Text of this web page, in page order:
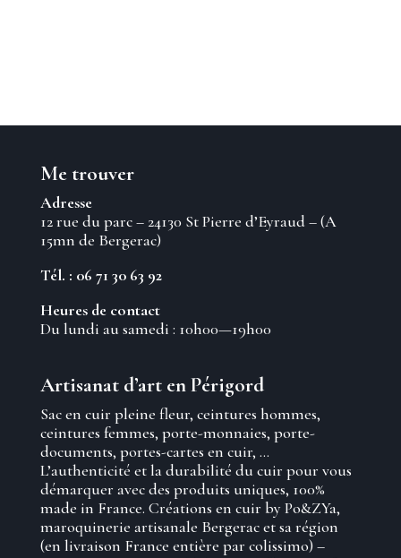
Me trouver
Adresse
12 rue du parc – 24130 St Pierre d’Eyraud – (A
15mn de Bergerac)
Tél. : 06 71 30 63 92
Heures de contact
Du lundi au samedi : 10h00—19h00
Artisanat d’art en Périgord
Sac en cuir pleine fleur, ceintures hommes,
ceintures femmes, porte-monnaies, porte-
documents, portes-cartes en cuir, …
L’authenticité et la durabilité du cuir pour vous
démarquer avec des produits uniques, 100%
made in France. Créations en cuir by Po&ZYa,
maroquinerie artisanale Bergerac et sa région
(en livraison France entière par colissimo) –